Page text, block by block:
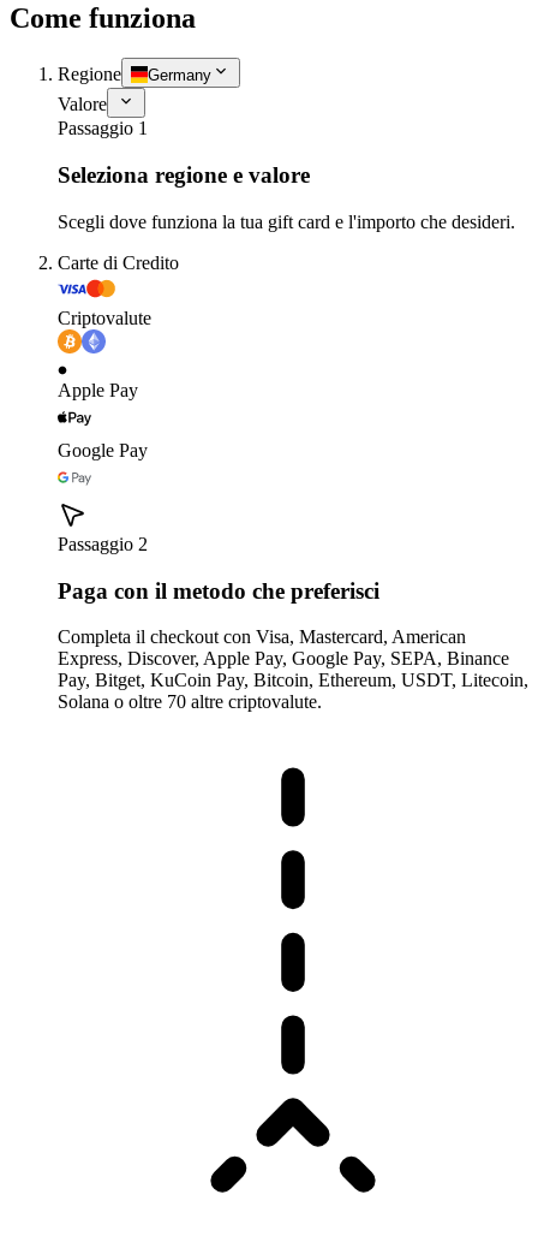
Come funziona
Regione Germany
Valore
Passaggio 1
Seleziona regione e valore
Scegli dove funziona la tua gift card e l'importo che desideri.
Carte di Credito
Criptovalute
Apple Pay
Google Pay
Passaggio 2
Paga con il metodo che preferisci
Completa il checkout con Visa, Mastercard, American
Express, Discover, Apple Pay, Google Pay, SEPA, Binance
Pay, Bitget, KuCoin Pay, Bitcoin, Ethereum, USDT, Litecoin,
Solana o oltre 70 altre criptovalute.